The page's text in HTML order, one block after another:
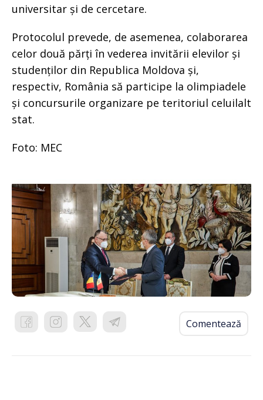
universitar și de cercetare.
Protocolul prevede, de asemenea, colaborarea
celor două părți în vederea invitării elevilor și
studenților din Republica Moldova și,
respectiv, România să participe la olimpiadele
și concursurile organizare pe teritoriul celuilalt
stat.
Foto: MEC
Comentează